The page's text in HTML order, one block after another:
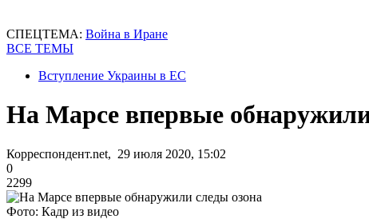
СПЕЦТЕМА: Война в Иране
ВСЕ ТЕМЫ
Вступление Украины в ЕС
На Марсе впервые
Корреспондент.net, 29 июля 2020, 15:02
0
2299
Фото: Кадр из видео